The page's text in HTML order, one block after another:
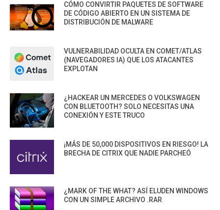
CÓMO CONVIRTIR PAQUETES DE SOFTWARE
DE CÓDIGO ABIERTO EN UN SISTEMA DE
DISTRIBUCIÓN DE MALWARE
VULNERABILIDAD OCULTA EN COMET/ATLAS
(NAVEGADORES IA) QUE LOS ATACANTES
EXPLOTAN
¿HACKEAR UN MERCEDES O VOLKSWAGEN
CON BLUETOOTH? SOLO NECESITAS UNA
CONEXIÓN Y ESTE TRUCO
¡MÁS DE 50,000 DISPOSITIVOS EN RIESGO! LA
BRECHA DE CITRIX QUE NADIE PARCHEÓ
¿MARK OF THE WHAT? ASÍ ELUDEN WINDOWS
CON UN SIMPLE ARCHIVO .RAR